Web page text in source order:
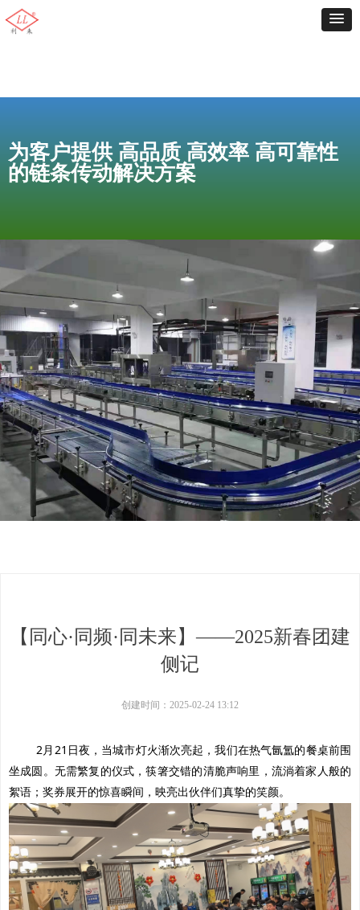
为客户提供 高品质 高效率 高可靠性
的链条传动解决方案
【同心·同频·同未来】——2025新春团建
侧记
2月21日夜，当城市灯火渐次亮起，我们在热气氤氲的餐桌前围
坐成圆。无需繁复的仪式，筷箸交错的清脆声响里，流淌着家人般的
絮语；奖券展开的惊喜瞬间，映亮出伙伴们真挚的笑颜。
创建时间： 2025-02-24 13:12